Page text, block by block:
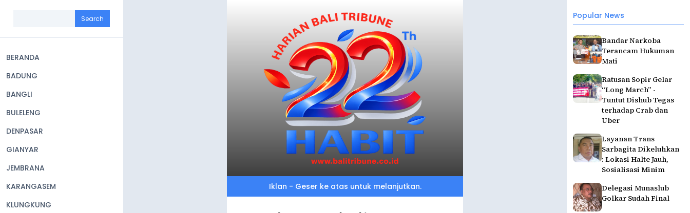
navigation
BERANDA
BADUNG
BANGLI
BULELENG
DENPASAR
GIANYAR
JEMBRANA
KARANGASEM
KLUNGKUNG
Popular News
Bandar Narkoba
Terancam Hukuman
Mati
Ratusan Sopir Gelar
“Long March” -
Tuntut Dishub Tegas
terhadap Crab dan
Uber
Layanan Trans
Sarbagita Dikeluhkan
: Lokasi Halte Jauh,
Sosialisasi Minim
Delegasi Munaslub
Golkar Sudah Final
Iklan - Geser ke atas untuk melanjutkan.